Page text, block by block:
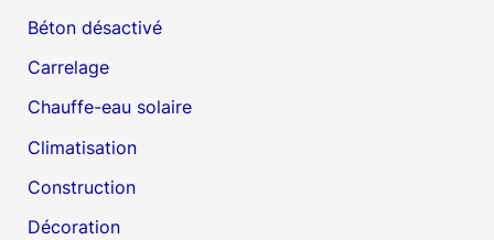
Béton désactivé
Carrelage
Chauffe-eau solaire
Climatisation
Construction
Décoration